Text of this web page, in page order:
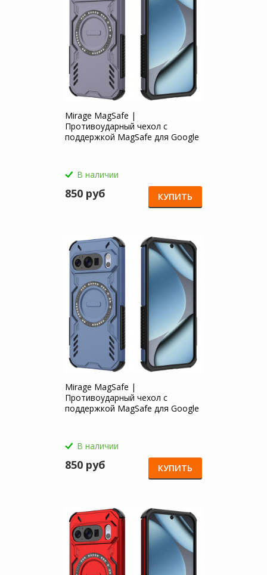
Mirage MagSafe |
Противоударный чехол с
поддержкой MagSafe для Google
В наличии
850 руб КУПИТЬ
Mirage MagSafe |
Противоударный чехол с
поддержкой MagSafe для Google
В наличии
850 руб КУПИТЬ